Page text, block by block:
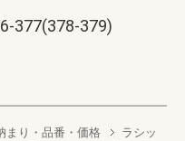
377(378-379)
り・品番・価格
ラシッ